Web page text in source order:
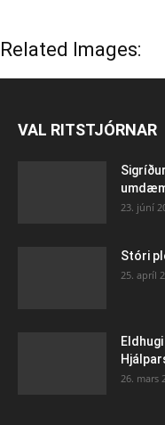
Related Images:
VAL RITSTJÓRNAR
23. júní
Stóri
25. apríl
26. mars